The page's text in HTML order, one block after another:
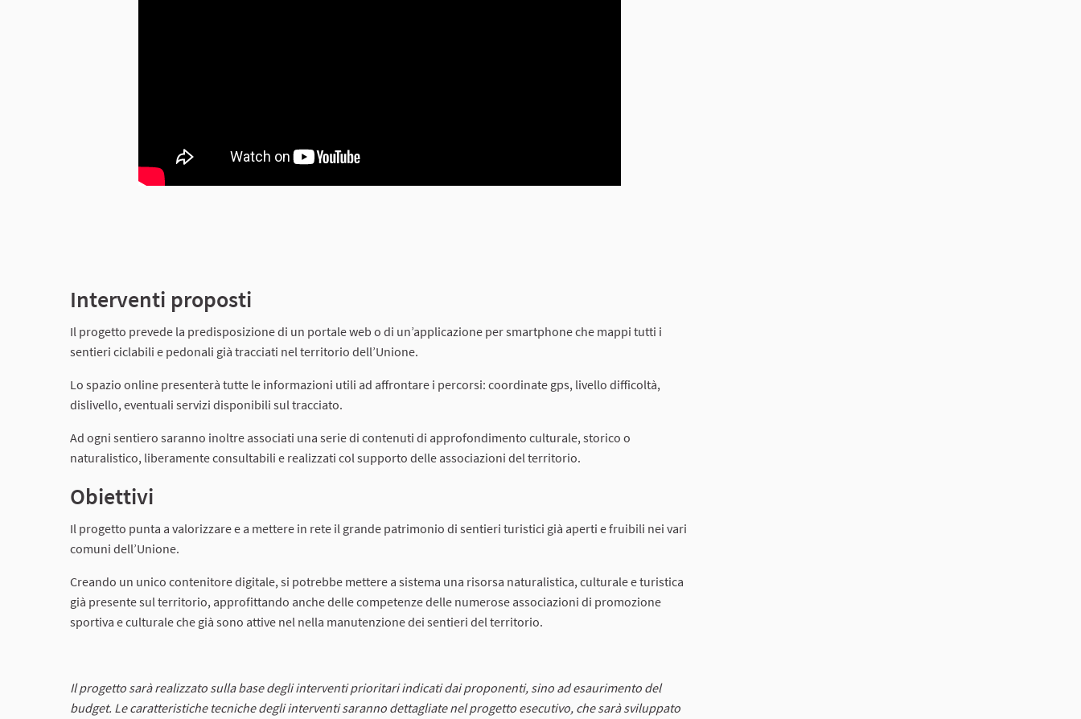
Interventi proposti
Il progetto prevede la predisposizione di un portale web o di un’applicazione per smartphone che mappi tutti i
sentieri ciclabili e pedonali già tracciati nel territorio dell’Unione.
Lo spazio online presenterà tutte le informazioni utili ad affrontare i percorsi: coordinate gps, livello difficoltà,
dislivello, eventuali servizi disponibili sul tracciato.
Ad ogni sentiero saranno inoltre associati una serie di contenuti di approfondimento culturale, storico o
naturalistico, liberamente consultabili e realizzati col supporto delle associazioni del territorio.
Obiettivi
Il progetto punta a valorizzare e a mettere in rete il grande patrimonio di sentieri turistici già aperti e fruibili nei vari
comuni dell’Unione.
Creando un unico contenitore digitale, si potrebbe mettere a sistema una risorsa naturalistica, culturale e turistica
già presente sul territorio, approfittando anche delle competenze delle numerose associazioni di promozione
sportiva e culturale che già sono attive nel nella manutenzione dei sentieri del territorio.
Il progetto sarà realizzato sulla base degli interventi prioritari indicati dai proponenti, sino ad esaurimento del
budget. Le caratteristiche tecniche degli interventi saranno dettagliate nel progetto esecutivo, che sarà sviluppato